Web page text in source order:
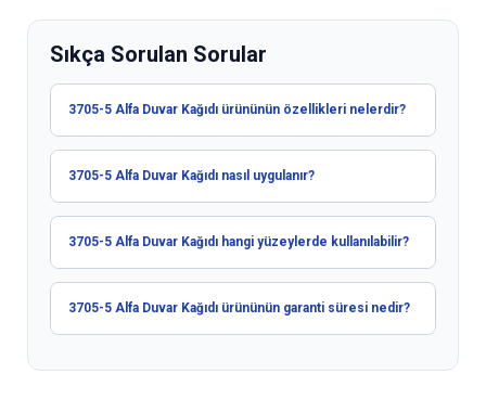
Sıkça Sorulan Sorular
3705-5 Alfa Duvar Kağıdı ürününün özellikleri nelerdir?
3705-5 Alfa Duvar Kağıdı nasıl uygulanır?
3705-5 Alfa Duvar Kağıdı hangi yüzeylerde kullanılabilir?
3705-5 Alfa Duvar Kağıdı ürününün garanti süresi nedir?